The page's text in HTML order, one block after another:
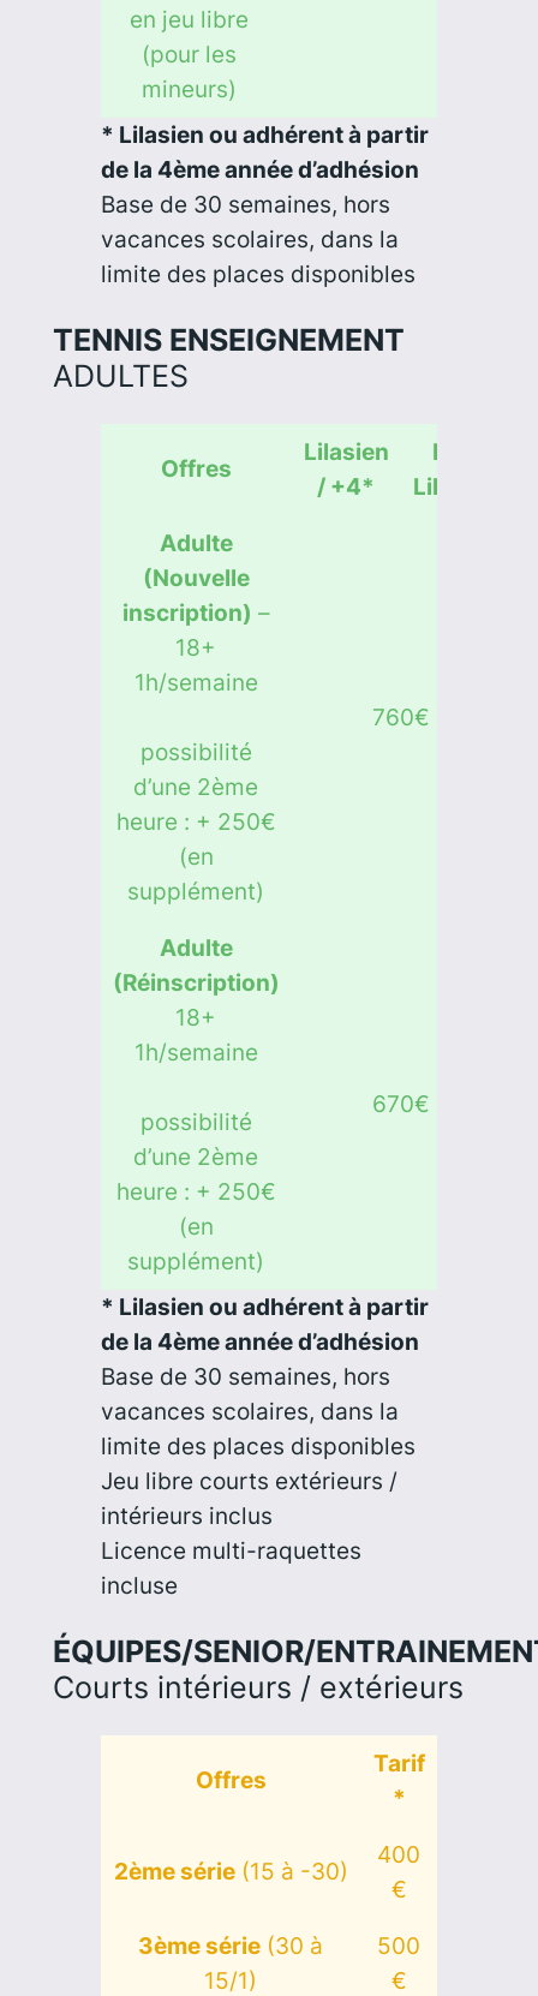
en jeu libre
(pour les
mineurs)
* Lilasien ou adhérent à partir
de la 4ème année d’adhésion
Base de 30 semaines, hors
vacances scolaires, dans la
limite des places disponibles
TENNIS ENSEIGNEMENT
ADULTES
Offres
Lilasien
/ +4*
Non
Lilasien
Adulte
(Nouvelle
inscription) –
18+
1h/semaine
possibilité
d’une 2ème
heure : + 250€
(en
supplément)
760€
Adulte
(Réinscription)
18+
1h/semaine
possibilité
d’une 2ème
heure : + 250€
(en
supplément)
670€
* Lilasien ou adhérent à partir
de la 4ème année d’adhésion
Base de 30 semaines, hors
vacances scolaires, dans la
limite des places disponibles
Jeu libre courts extérieurs /
intérieurs inclus
Licence multi-raquettes
incluse
ÉQUIPES/SENIOR/
Courts intérieurs / extérieurs
Offres
Tarif
*
2ème série(15 à -30)
400
€
3ème série (30 à
15/1)
500
€